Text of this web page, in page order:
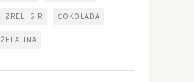
ZRELI SIR ČOKOLADA
ŽELATINA